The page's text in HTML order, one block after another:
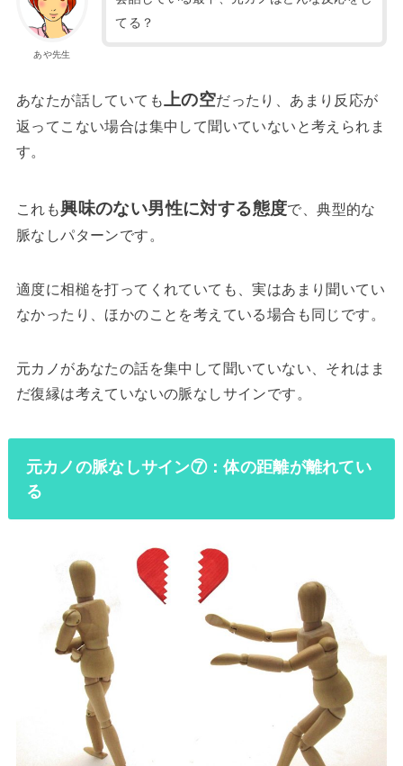
あや先生
てる？
あなたが話していても上の空だったり、あまり反応が
返ってこない場合は集中して聞いていないと考えられま
す。
これも興味のない男性に対する態度で、典型的な
脈なしパターンです。
適度に相槌を打ってくれていても、実はあまり聞いてい
なかったり、ほかのことを考えている場合も同じです。
元カノがあなたの話を集中して聞いていない、それはま
だ復縁は考えていないの脈なしサインです。
元カノの脈なしサイン⑦：体の距離が離れてい
る